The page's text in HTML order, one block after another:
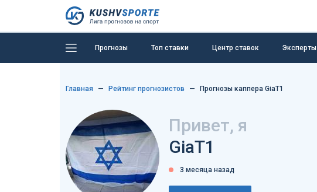
Прогнозы Топ ставки Центр ставок Эксперты
Главная Рейтинг прогнозистов Прогнозы каппера GiaT1
Привет, я
GiaT1
3 месяца назад